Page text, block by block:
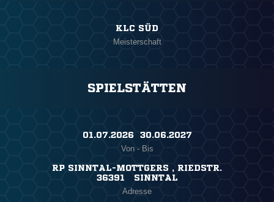
KLC SÜD
Meisterschaft
SPIELSTÄTTEN
01.07.2026 ​ 30.06.2027
Von - Bis
RP SINNTAL-MOTTGERS , RIEDSTR.
36391 SINNTAL
Adresse